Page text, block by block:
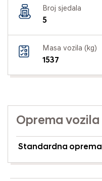
Broj sjedala
5
Masa vozila (kg)
1537
Oprema vozila
Standardna oprema